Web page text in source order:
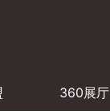
360展厅